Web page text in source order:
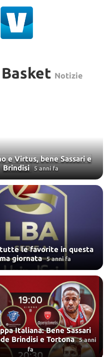
Notizie
e Virtus, bene Sassari e
Brindisi 5 anni fa
le favorite in questa
giornata 5 anni fa
Italiana: Bene Sassari
Brindisi e Tortona 5 anni
fa